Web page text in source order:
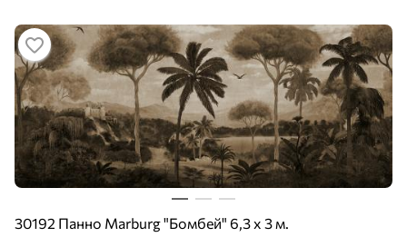
30192 Панно Marburg "Бомбей" 6,3 х 3 м.